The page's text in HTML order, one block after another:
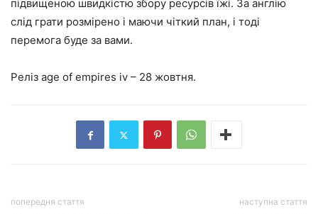
підвищеною швидкістю збору ресурсів їжі. За англію
слід грати розмірено і маючи чіткий план, і тоді
перемога буде за вами.
Реліз age of empires iv – 28 жовтня.
попередня стаття наступна стаття